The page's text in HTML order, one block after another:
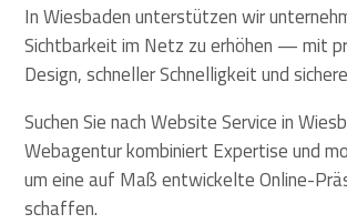
In Wiesbaden unterstützen wir
Sichtbarkeit im Netz zu erhöhen — mit
Design, schneller Schnelligkeit und
Suchen Sie nach Website Service in
Webagentur kombiniert Expertise und
um eine auf Maß entwickelte Online-
schaffen.